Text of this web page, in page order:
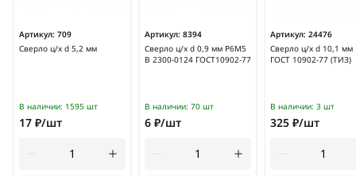
Артикул: 709
Сверло ц/х d 5,2 мм
В наличии: 1595 шт
17 ₽/шт
Артикул: 8394
Сверло ц/х d 0,9 мм Р6М5
В 2300-0124 ГОСТ10902-77
В наличии: 70 шт
6 ₽/шт
Артикул: 24476
Сверло ц/х d 10,1
ГОСТ 10902-77 (ТИЗ)
В наличии: 3 шт
325 ₽/шт